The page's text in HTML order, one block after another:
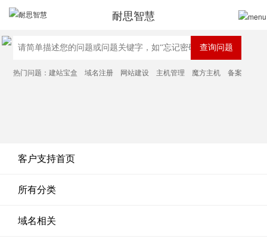
耐思智慧
热门问题：建站宝盒 域名注册 网站建设 主机管理 魔方主机 备案
客户支持首页
所有分类
域名相关